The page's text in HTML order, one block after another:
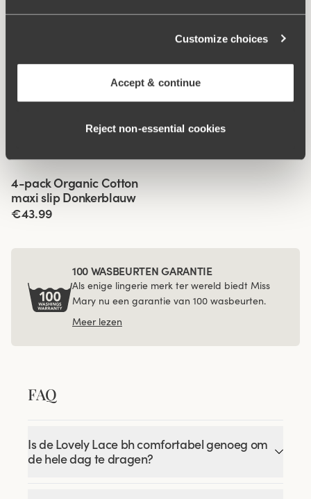
Customize choices
Accept & continue
Reject non‑essential cookies
Gerelateerde producten
€14.99
Viewing image 1 of 3
4-pack Organic Cotton
maxi slip Donkerblauw
€43.99
100 WASBEURTEN GARANTIE
Als enige lingerie merk ter wereld biedt Miss
Mary nu een garantie van 100 wasbeurten.
Meer lezen
FAQ
Is de Lovely Lace bh comfortabel genoeg om
de hele dag te dragen?